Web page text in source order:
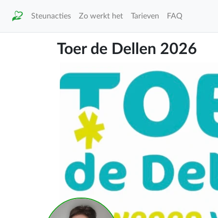
Steunacties Zo werkt het Tarieven FAQ
Toer de Dellen 2026